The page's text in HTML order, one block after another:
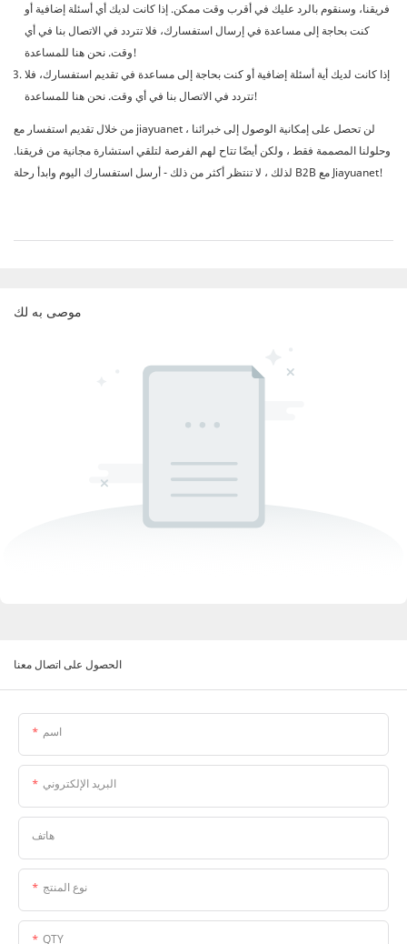
فريقنا، وسنقوم بالرد عليك في أقرب وقت ممكن. إذا كانت لديك أي أسئلة إضافية أو
كنت بحاجة إلى مساعدة في إرسال استفسارك، فلا تتردد في الاتصال بنا في أي
وقت. نحن هنا للمساعدة!
إذا كانت لديك أية أسئلة إضافية أو كنت بحاجة إلى مساعدة في تقديم استفسارك، فلا
تتردد في الاتصال بنا في أي وقت. نحن هنا للمساعدة!
من خلال تقديم استفسار مع jiayuanet ، لن تحصل على إمكانية الوصول إلى خبرائنا
وحلولنا المصممة فقط ، ولكن أيضًا تتاح لهم الفرصة لتلقي استشارة مجانية من فريقنا.
لذلك ، لا تنتظر أكثر من ذلك - أرسل استفسارك اليوم وابدأ رحلة B2B مع Jiayuanet!
موصى به لك
الحصول على اتصال معنا
اسم
البريد الإلكتروني
هاتف
نوع المنتج
QTY